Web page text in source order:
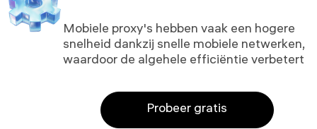
Mobiele proxy's hebben vaak een hogere
snelheid dankzij snelle mobiele netwerken,
waardoor de algehele efficiëntie verbetert
Probeer gratis